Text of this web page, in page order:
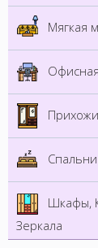
Мягкая
Спальни
Шкафы,
Зеркала